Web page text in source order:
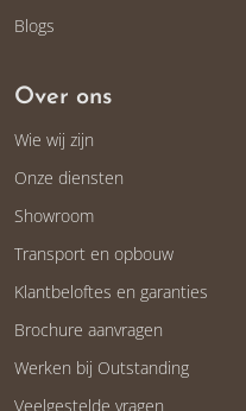
Blogs
Over ons
Wie wij zijn
Onze diensten
Showroom
Transport en opbouw
Klantbeloftes en garanties
Brochure aanvragen
Werken bij Outstanding
Veelgestelde vragen